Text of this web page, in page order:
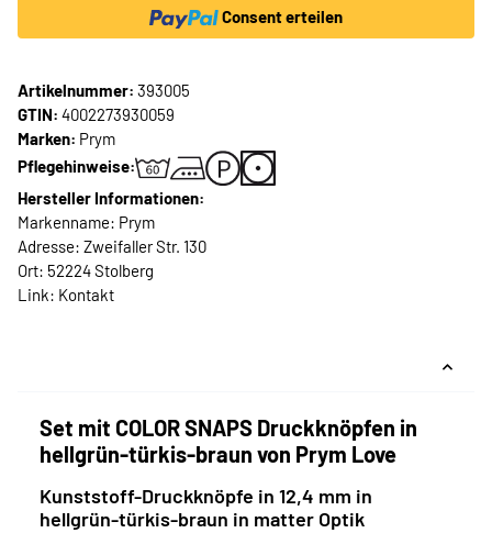
Consent erteilen
Artikelnummer: 393005
GTIN: 4002273930059
Marken: Prym
Pflegehinweise:
Hersteller Informationen:
Markenname: Prym
Adresse: Zweifaller Str. 130
Ort: 52224 Stolberg
Link: Kontakt
Set mit COLOR SNAPS Druckknöpfen in
hellgrün-türkis-braun von Prym Love
Kunststoff-Druckknöpfe in 12,4 mm in
hellgrün-türkis-braun in matter Optik